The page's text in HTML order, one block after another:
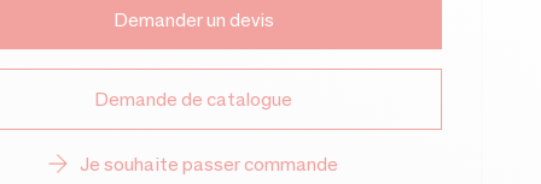
Demander un devis
Demande de catalogue
Je souhaite passer commande